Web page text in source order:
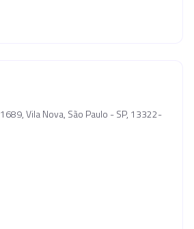
Vila Nova, São Paulo - SP, 13322-